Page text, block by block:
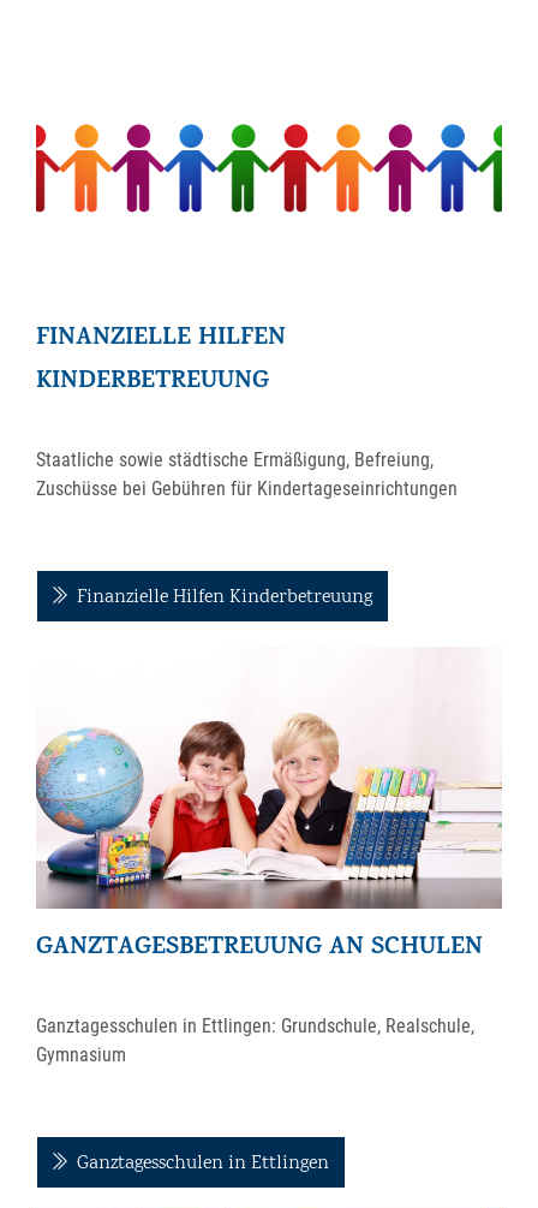
FINANZIELLE HILFEN
KINDERBETREUUNG
Staatliche sowie städtische Ermäßigung, Befreiung,
Zuschüsse bei Gebühren für Kindertageseinrichtungen
Finanzielle Hilfen Kinderbetreuung
GANZTAGESBETREUUNG AN SCHULEN
Ganztagesschulen in Ettlingen: Grundschule, Realschule,
Gymnasium
Ganztagesschulen in Ettlingen